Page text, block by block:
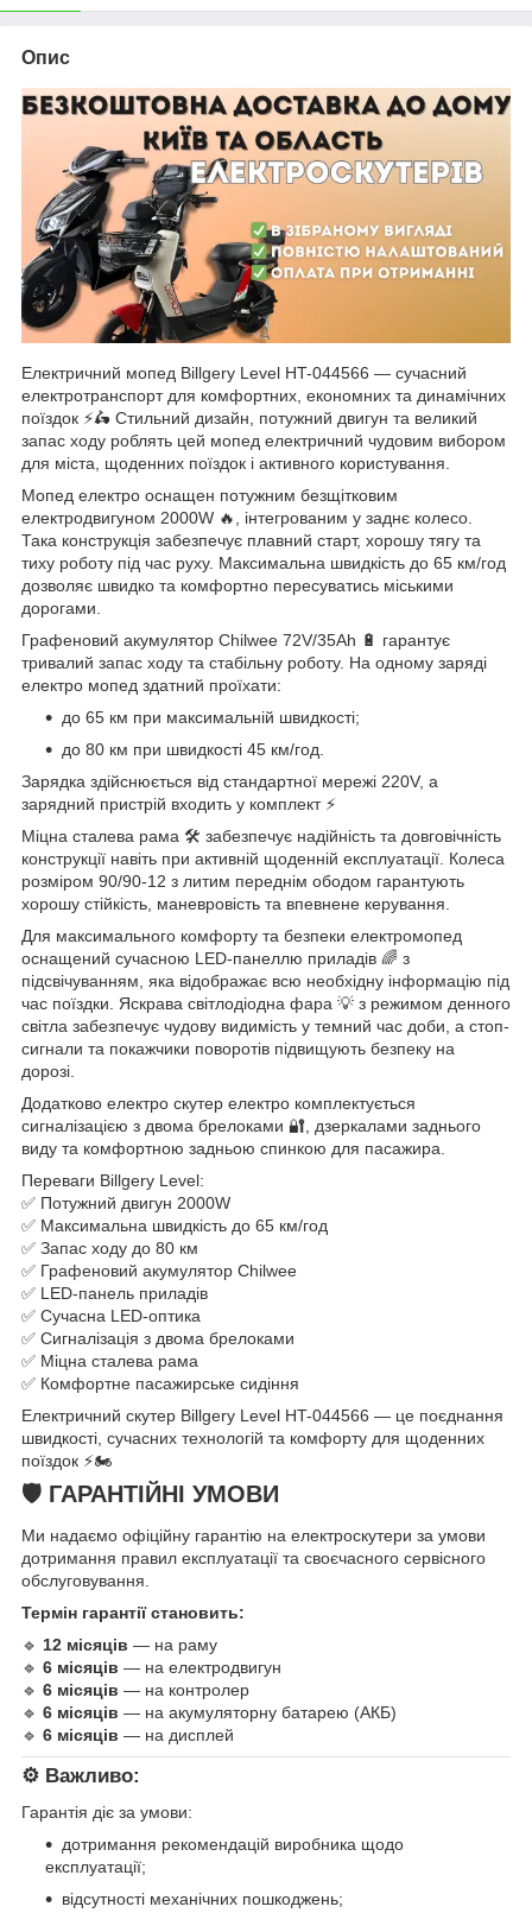
Опис
Електричний мопед Billgery Level HT-044566 — сучасний
електротранспорт для комфортних, економних та динамічних
поїздок ⚡🛵 Стильний дизайн, потужний двигун та великий
запас ходу роблять цей мопед електричний чудовим вибором
для міста, щоденних поїздок і активного користування.
Мопед електро оснащен потужним безщітковим
електродвигуном 2000W 🔥, інтегрованим у заднє колесо.
Така конструкція забезпечує плавний старт, хорошу тягу та
тиху роботу під час руху. Максимальна швидкість до 65 км/год
дозволяє швидко та комфортно пересуватись міськими
дорогами.
Графеновий акумулятор Chilwee 72V/35Ah 🔋 гарантує
тривалий запас ходу та стабільну роботу. На одному заряді
електро мопед здатний проїхати:
до 65 км при максимальній швидкості;
до 80 км при швидкості 45 км/год.
Зарядка здійснюється від стандартної мережі 220V, а
зарядний пристрій входить у комплект ⚡
Міцна сталева рама 🛠️ забезпечує надійність та довговічність
конструкції навіть при активній щоденній експлуатації. Колеса
розміром 90/90-12 з литим переднім ободом гарантують
хорошу стійкість, маневровість та впевнене керування.
Для максимального комфорту та безпеки електромопед
оснащений сучасною LED-панеллю приладів 🌈 з
підсвічуванням, яка відображає всю необхідну інформацію під
час поїздки. Яскрава світлодіодна фара 💡 з режимом денного
світла забезпечує чудову видимість у темний час доби, а стоп-
сигнали та покажчики поворотів підвищують безпеку на
дорозі.
Додатково електро скутер електро комплектується
сигналізацією з двома брелоками 🔐, дзеркалами заднього
виду та комфортною задньою спинкою для пасажира.
Переваги Billgery Level:
✅ Потужний двигун 2000W
✅ Максимальна швидкість до 65 км/год
✅ Запас ходу до 80 км
✅ Графеновий акумулятор Chilwee
✅ LED-панель приладів
✅ Сучасна LED-оптика
✅ Сигналізація з двома брелоками
✅ Міцна сталева рама
✅ Комфортне пасажирське сидіння
Електричний скутер Billgery Level HT-044566 — це поєднання
швидкості, сучасних технологій та комфорту для щоденних
поїздок ⚡🏍️
🛡️ ГАРАНТІЙНІ УМОВИ
Ми надаємо офіційну гарантію на електроскутери за умови
дотримання правил експлуатації та своєчасного сервісного
обслуговування.
Термін гарантії становить:
🔹 12 місяців — на раму
🔹 6 місяців — на електродвигун
🔹 6 місяців — на контролер
🔹 6 місяців — на акумуляторну батарею (АКБ)
🔹 6 місяців — на дисплей
⚙️ Важливо:
Гарантія діє за умови:
дотримання рекомендацій виробника щодо
експлуатації;
відсутності механічних пошкоджень;